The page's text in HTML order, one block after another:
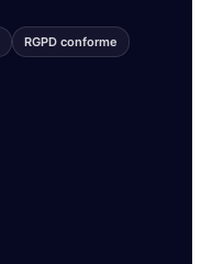
RGPD conforme